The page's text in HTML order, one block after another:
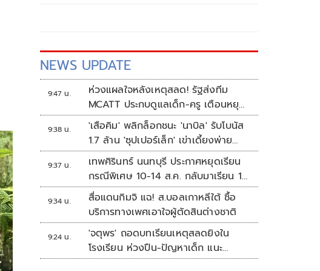
NEWS UPDATE
9:47 น.
ห่วงแผลใจหลังเหตุสลด! รัฐส่งทีม
MCATT ประกบดูแลเด็ก-ครู เตือนหยุด
แชร์ภาพรุนแรง
9:38 น.
'เสือคิม' พลิกล็อกชนะ 'นาบิล' รับโบนัส
1.7 ล้าน 'ซุปเปอร์เล็ก' เข่าเดี้ยงพ่าย
TKO
9:37 น.
เทพศิรินทร์ นนทบุรี ประกาศหยุดเรียน
กรณีพิเศษ 10-14 ส.ค. กลับมาเรียน 17
ส.ค.
9:34 น.
สื่อแดนกิมจิ แฉ! ส.บอลเกาหลีใต้ ซื้อ
บริการทางเพศเอาใจผู้ตัดสินต่างชาติ
9:24 น.
'จตุพร' ถอดบทเรียนเหตุสลดยิงใน
โรงเรียน ห่วงปืน-ปัญหาเด็ก แนะ
ศธ.เร่งอุดช่องโหว่